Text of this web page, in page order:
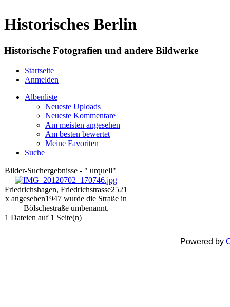
Historisches Berlin
Historische Fotografien und andere Bildwerke
Startseite
Anmelden
Albenliste
Neueste Uploads
Neueste Kommentare
Am meisten angesehen
Am besten bewertet
Meine Favoriten
Suche
Bilder-Suchergebnisse - " urquell"
Friedrichshagen, Friedrichstrasse2521
x angesehen1947 wurde die Straße in
Bölschestraße umbenannt.
1 Dateien auf 1 Seite(n)
Powered by